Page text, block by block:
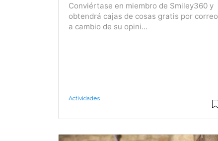
Conviértase en miembro de Smiley360 y
obtendrá cajas de cosas gratis por correo
a cambio de su opini...
Actividades